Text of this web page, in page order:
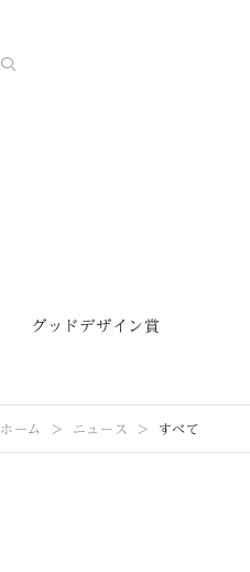
グッドデザイン賞
ホーム ニュース すべて